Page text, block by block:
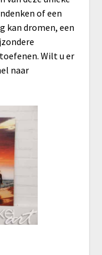
of een
kan dromen, een
Wilt u er
naar